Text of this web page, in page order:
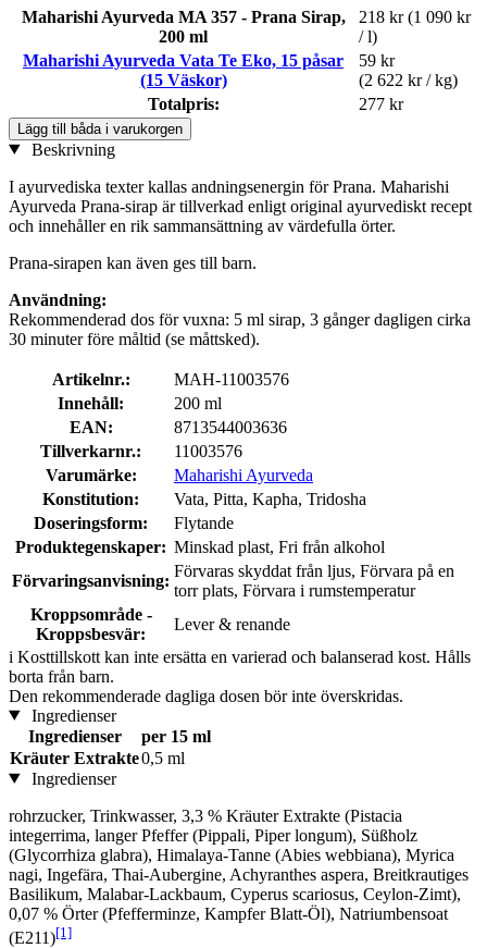
Maharishi Ayurveda MA 357 - Prana Sirap,
200 ml
218 kr (1 090 kr
/ l)
Maharishi Ayurveda Vata Te Eko, 15 påsar
(15 Väskor)
59 kr
(2 622 kr / kg)
Totalpris:
277 kr
Lägg till båda i varukorgen
Beskrivning
I ayurvediska texter kallas andningsenergin för Prana. Maharishi
Ayurveda Prana-sirap är tillverkad enligt original ayurvediskt recept
och innehåller en rik sammansättning av värdefulla örter.
Prana-sirapen kan även ges till barn.
Användning:
Rekommenderad dos för vuxna: 5 ml sirap, 3 gånger dagligen cirka
30 minuter före måltid (se måttsked).
Artikelnr.:
MAH-11003576
Innehåll:
200 ml
EAN:
8713544003636
Tillverkarnr.:
11003576
Varumärke:
Maharishi Ayurveda
Konstitution:
Vata, Pitta, Kapha, Tridosha
Doseringsform:
Flytande
Produktegenskaper: Minskad plast, Fri från alkohol
Förvaringsanvisning:
Förvaras skyddat från ljus, Förvara på en
torr plats, Förvara i rumstemperatur
Kroppsområde -
Kroppsbesvär:
Lever & renande
i Kosttillskott kan inte ersätta en varierad och balanserad kost. Hålls
borta från barn.
Den rekommenderade dagliga dosen bör inte överskridas.
Ingredienser
Ingredienser
per 15 ml
Kräuter Extrakte0,5 ml
Ingredienser
rohrzucker, Trinkwasser, 3,3 % Kräuter Extrakte (Pistacia
integerrima, langer Pfeffer (Pippali, Piper longum), Süßholz
(Glycorrhiza glabra), Himalaya-Tanne (Abies webbiana), Myrica
nagi, Ingefära, Thai-Aubergine, Achyranthes aspera, Breitkrautiges
Basilikum, Malabar-Lackbaum, Cyperus scariosus, Ceylon-Zimt),
0,07 % Örter (Pfefferminze, Kampfer Blatt-Öl), Natriumbensoat
(E211)[1]